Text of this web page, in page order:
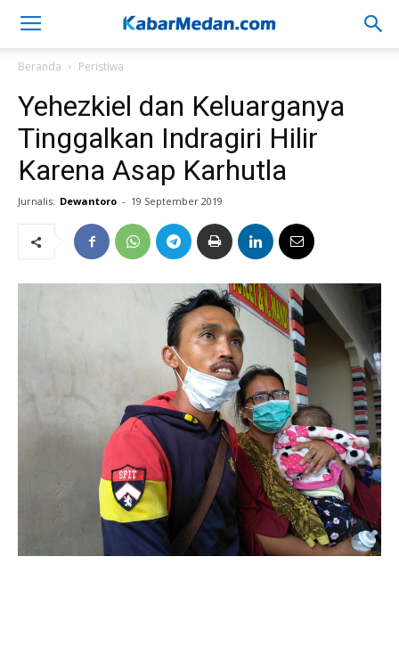
Beranda Peristiwa
Yehezkiel dan Keluarganya
Tinggalkan Indragiri Hilir
Karena Asap Karhutla
Jurnalis: Dewantoro - 19 September 2019